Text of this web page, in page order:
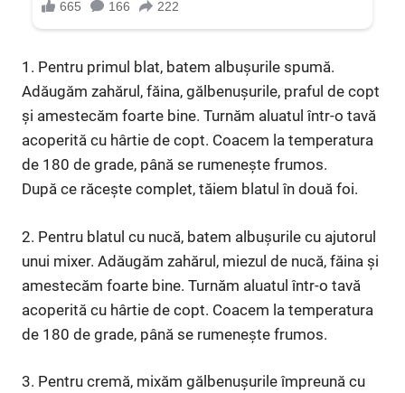
1. Pentru primul blat, batem albușurile spumă.
Adăugăm zahărul, făina, gălbenușurile, praful de copt
și amestecăm foarte bine. Turnăm aluatul într-o tavă
acoperită cu hârtie de copt. Coacem la temperatura
de 180 de grade, până se rumenește frumos.
După ce răcește complet, tăiem blatul în două foi.
2. Pentru blatul cu nucă, batem albușurile cu ajutorul
unui mixer. Adăugăm zahărul, miezul de nucă, făina și
amestecăm foarte bine. Turnăm aluatul într-o tavă
acoperită cu hârtie de copt. Coacem la temperatura
de 180 de grade, până se rumenește frumos.
3. Pentru cremă, mixăm gălbenușurile împreună cu